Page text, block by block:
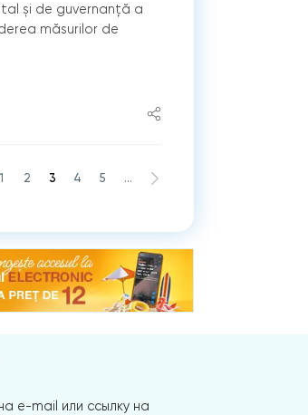
și de guvernanță a
măsurilor de
1 2 3 4 5 ...
e-mail или ссылку на